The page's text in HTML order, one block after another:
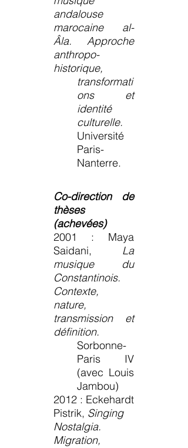
andalouse
marocaine al-
Âla. Approche
anthropo-
historique,
transformati
ons et
identité
culturelle.
Université
Paris-
Nanterre.
Co-direction de
thèses
(achevées)
2001 : Maya
Saidani, La
musique du
Constantinois.
Contexte,
nature,
transmission et
définition.
Sorbonne-
Paris IV
(avec Louis
Jambou)
2012 : Eckehardt
Pistrik, Singing
Nostalgia.
Migration,